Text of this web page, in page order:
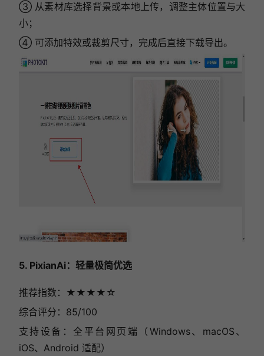
③ 从素材库选择背景或本地上传，调整主体位置与大
小；
④ 可添加特效或裁剪尺寸，完成后直接下载导出。
5. PixianAi：轻量极简优选
推荐指数：★★★★☆
综合评分：85/100
支持设备：全平台网页端（Windows、macOS、
iOS、Android 适配）